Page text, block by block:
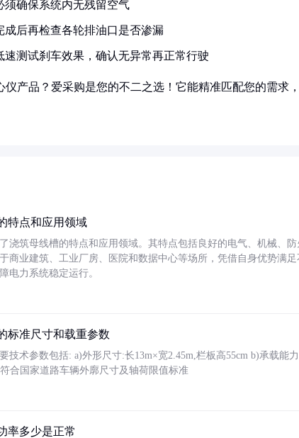
须确保系统内无残留空气
成后再检查各轮排油口是否渗漏
速测试刹车效果，确认无异常再正常行驶
仪产品？爱采购是您的不二之选！它能精准匹配您的需求
特点和应用领域
浇筑母线槽的特点和应用领域。其特点包括良好的电气、机械、
商业建筑、工业厂房、医院和数据中心等场所，凭借自身优势满
电力系统稳定运行。
标准尺寸和载重参数
技术参数包括: a)外形尺寸:长13m×宽2.45m,栏板高55cm b)承载能
合国家道路车辆外廓尺寸及轴荷限值标准
率多少是正常